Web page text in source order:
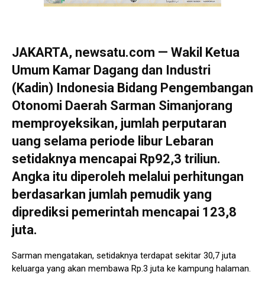
JAKARTA, newsatu.com — Wakil Ketua
Umum Kamar Dagang dan Industri
(Kadin) Indonesia Bidang Pengembangan
Otonomi Daerah Sarman Simanjorang
memproyeksikan, jumlah perputaran
uang selama periode libur Lebaran
setidaknya mencapai Rp92,3 triliun.
Angka itu diperoleh melalui perhitungan
berdasarkan jumlah pemudik yang
diprediksi pemerintah mencapai 123,8
juta.
Sarman mengatakan, setidaknya terdapat sekitar 30,7 juta
keluarga yang akan membawa Rp.3 juta ke kampung halaman.